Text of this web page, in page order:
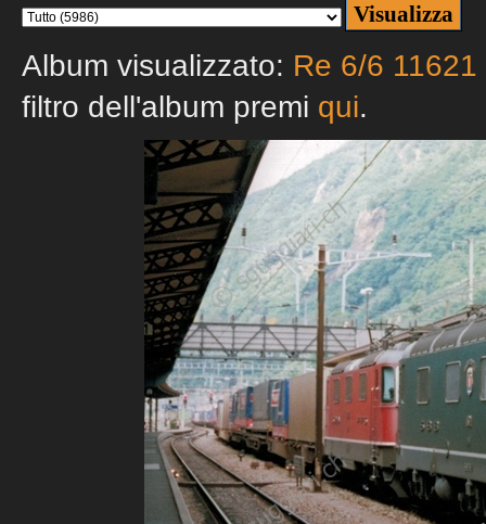
Album visualizzato: Re 6/6 11621
filtro dell'album premi qui.